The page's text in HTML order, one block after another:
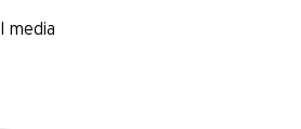
media